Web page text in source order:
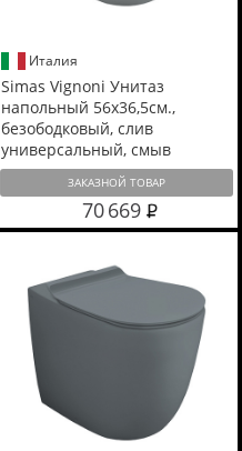
Италия
Simas Vignoni Унитаз
напольный 56х36,5см.,
безободковый, слив
универсальный, смыв
TORNADO (green vertigo),
цвет: tela mattЗАКАЗНОЙ ТОВАР
70 669